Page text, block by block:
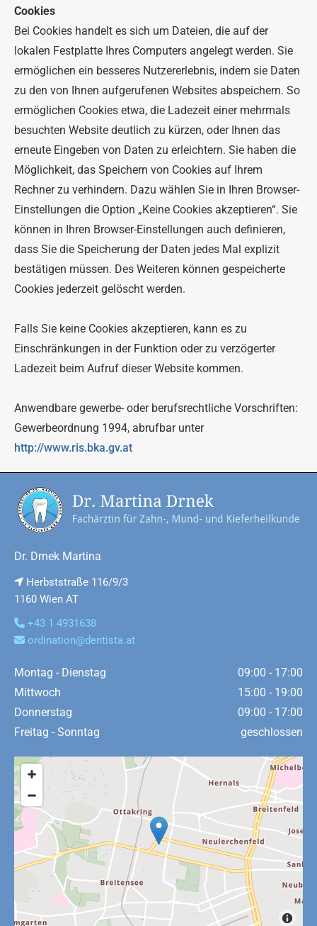
Cookies
Bei Cookies handelt es sich um Dateien, die auf der
lokalen Festplatte Ihres Computers angelegt werden. Sie
ermöglichen ein besseres Nutzererlebnis, indem sie Daten
zu den von Ihnen aufgerufenen Websites abspeichern. So
ermöglichen Cookies etwa, die Ladezeit einer mehrmals
besuchten Website deutlich zu kürzen, oder Ihnen das
erneute Eingeben von Daten zu erleichtern. Sie haben die
Möglichkeit, das Speichern von Cookies auf Ihrem
Rechner zu verhindern. Dazu wählen Sie in Ihren Browser-
Einstellungen die Option „Keine Cookies akzeptieren“. Sie
können in Ihren Browser-Einstellungen auch definieren,
dass Sie die Speicherung der Daten jedes Mal explizit
bestätigen müssen. Des Weiteren können gespeicherte
Cookies jederzeit gelöscht werden.
Falls Sie keine Cookies akzeptieren, kann es zu
Einschränkungen in der Funktion oder zu verzögerter
Ladezeit beim Aufruf dieser Website kommen.
Anwendbare gewerbe- oder berufsrechtliche Vorschriften:
Gewerbeordnung 1994, abrufbar unter
http://www.ris.bka.gv.at
Dr. Drnek Martina
 Herbststraße 116/9/3
1160 Wien AT
 +43 1 4931638
 ordination@dentista.at
Montag - Dienstag
09:00 - 17:00
Mittwoch
15:00 - 19:00
Donnerstag
09:00 - 17:00
Freitag - Sonntag
geschlossen